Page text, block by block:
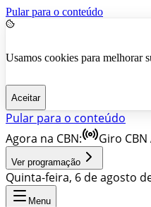
Pular para o conteúdo
Usamos cookies para melhorar
Aceitar
Pular para o conteúdo
Agora na CBN:
Giro
Ver programação
Quinta-feira, 6 de agosto
Menu